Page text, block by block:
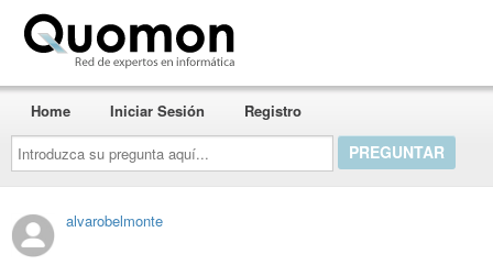
Introduzca
su
pregunta
aquí...
Home Iniciar Sesión Registro
alvarobelmonte